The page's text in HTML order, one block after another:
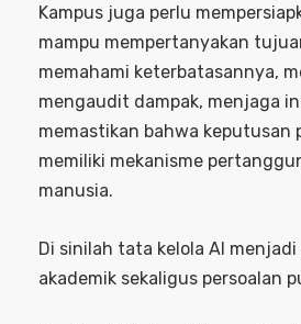
Kampus juga perlu
mampu mempertanyakan
memahami keterbatasannya,
mengaudit dampak, menjaga
memastikan bahwa
memiliki mekanisme
manusia.
Di sinilah tata kelola AI menjadi
akademik sekaligus persoalan